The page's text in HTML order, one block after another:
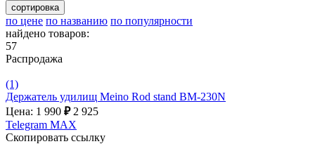
сортировка
по цене по названию по популярности
найдено товаров:
57
Распродажа
(1)
Держатель удилищ Meino Rod stand BM-230N
Цена: 1 990 ₽ 2 925
Telegram MAX
Скопировать ссылку